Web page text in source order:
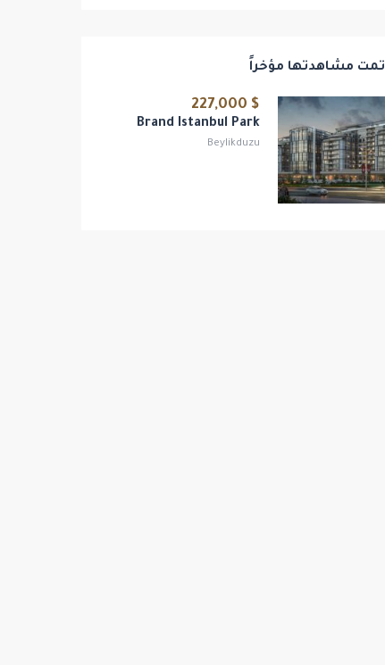
تمت مشاهدتها مؤخراً
$ 227,000
Brand Istanbul Park
Beylikduzu